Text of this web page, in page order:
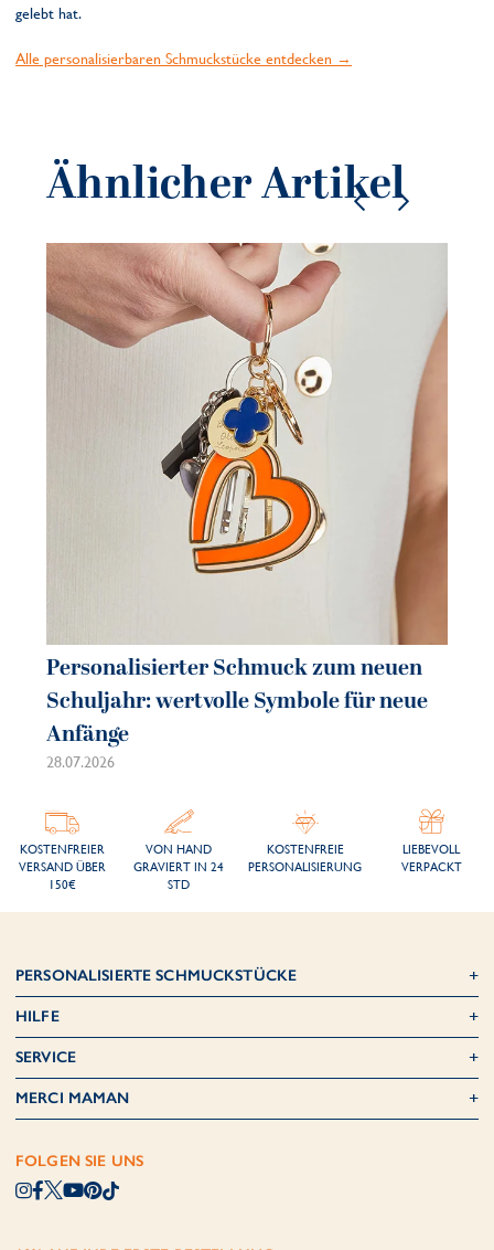
gelebt hat.
Alle personalisierbaren Schmuckstücke entdecken →
Ähnlicher Artikel
Personalisierter Schmuck zum neuen
Schuljahr: wertvolle Symbole für neue
Anfänge
28.07.2026
KOSTENFREIER
VERSAND ÜBER
150€
VON HAND
GRAVIERT IN 24
STD
KOSTENFREIE
PERSONALISIERUNG
LIEBEVOLL
VERPACKT
PERSONALISIERTE SCHMUCKSTÜCKE
HILFE
SERVICE
MERCI MAMAN
FOLGEN SIE UNS